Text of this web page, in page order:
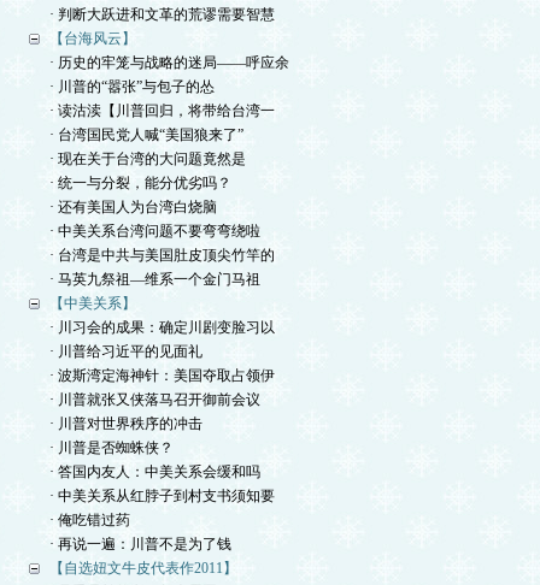
· 判断大跃进和文革的荒谬需要智慧
【台海风云】
· 历史的牢笼与战略的迷局——呼应余
· 川普的“嚣张”与包子的怂
· 读沽渎【川普回归，将带给台湾一
· 台湾国民党人喊“美国狼来了”
· 现在关于台湾的大问题竟然是
· 统一与分裂，能分优劣吗？
· 还有美国人为台湾白烧脑
· 中美关系台湾问题不要弯弯绕啦
· 台湾是中共与美国肚皮顶尖竹竿的
· 马英九祭祖—维系一个金门马祖
【中美关系】
· 川习会的成果：确定川剧变脸习以
· 川普给习近平的见面礼
· 波斯湾定海神针：美国夺取占领伊
· 川普就张又侠落马召开御前会议
· 川普对世界秩序的冲击
· 川普是否蜘蛛侠？
· 答国内友人：中美关系会缓和吗
· 中美关系从红脖子到村支书须知要
· 俺吃错过药
· 再说一遍：川普不是为了钱
【自选妞文牛皮代表作2011】